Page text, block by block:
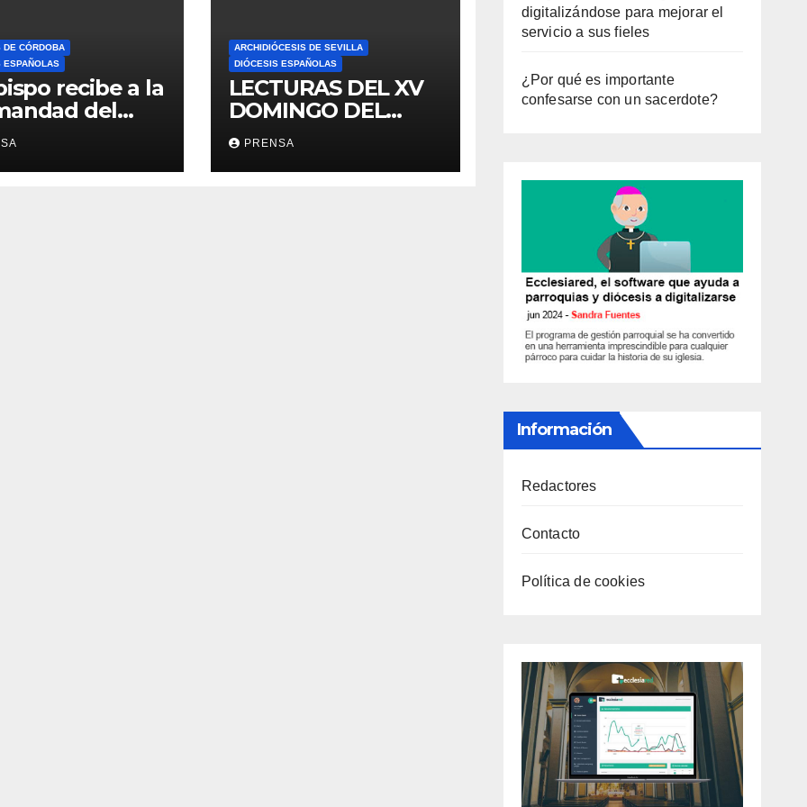
DE CÓRDOBA
ESPAÑOLAS
recibe a la
del
ARCHIDIÓCESIS DE SEVILLA
DIÓCESIS ESPAÑOLAS
LECTURAS DEL XV
DOMINGO DEL
TIEMPO
ORDINARIO (A)
PRENSA
digitalizándose para mejorar el
servicio a sus fieles
¿Por qué es importante
confesarse con un sacerdote?
Información
Redactores
Contacto
Política de cookies